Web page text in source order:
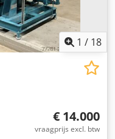
1 / 18
€ 14.000
vraagprijs excl. btw